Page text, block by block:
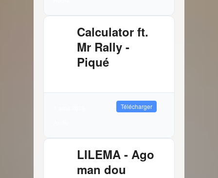
Calculator ft.
Mr Rally -
Piqué
Télécharger
LILEMA - Ago
man dou